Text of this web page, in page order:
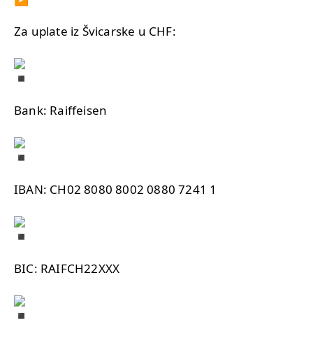
Za uplate iz Švicarske u CHF:
Bank: Raiffeisen
IBAN: CH02 8080 8002 0880 7241 1
BIC: RAIFCH22XXX